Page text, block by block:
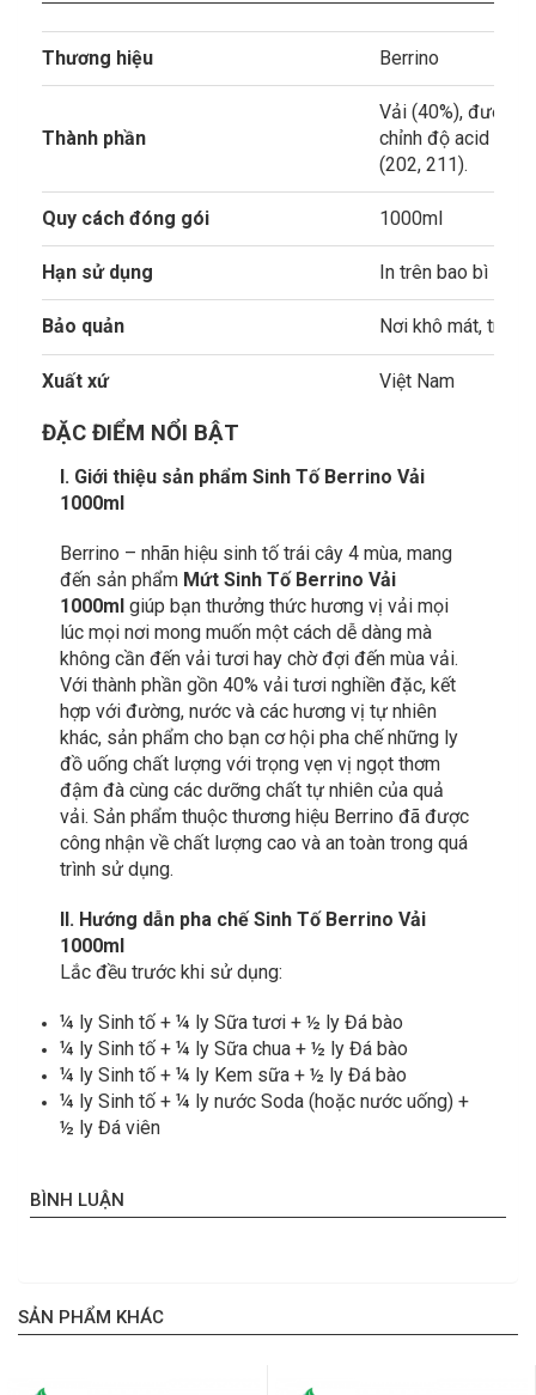
Thương hiệu Berrino
Thành phần
Vải (40%), đường,
chỉnh độ acid
(202, 211).
Quy cách đóng gói 1000ml
Hạn sử dụng In trên bao bì
Bảo quản Nơi khô mát, tránh
Xuất xứ Việt Nam
ĐẶC ĐIỂM NỔI BẬT
I. Giới thiệu sản phẩm Sinh Tố Berrino Vải
1000ml
Berrino – nhãn hiệu sinh tố trái cây 4 mùa, mang
đến sản phẩm Mứt Sinh Tố Berrino Vải
1000ml giúp bạn thưởng thức hương vị vải mọi
lúc mọi nơi mong muốn một cách dễ dàng mà
không cần đến vải tươi hay chờ đợi đến mùa vải.
Với thành phần gồn 40% vải tươi nghiền đặc, kết
hợp với đường, nước và các hương vị tự nhiên
khác, sản phẩm cho bạn cơ hội pha chế những ly
đồ uống chất lượng với trọng vẹn vị ngọt thơm
đậm đà cùng các dưỡng chất tự nhiên của quả
vải. Sản phẩm thuộc thương hiệu Berrino đã được
công nhận về chất lượng cao và an toàn trong quá
trình sử dụng.
II. Hướng dẫn pha chế Sinh Tố Berrino Vải
1000ml
Lắc đều trước khi sử dụng:
¼ ly Sinh tố + ¼ ly Sữa tươi + ½ ly Đá bào
¼ ly Sinh tố + ¼ ly Sữa chua + ½ ly Đá bào
¼ ly Sinh tố + ¼ ly Kem sữa + ½ ly Đá bào
¼ ly Sinh tố + ¼ ly nước Soda (hoặc nước uống) +
½ ly Đá viên
BÌNH LUẬN
SẢN PHẨM KHÁC